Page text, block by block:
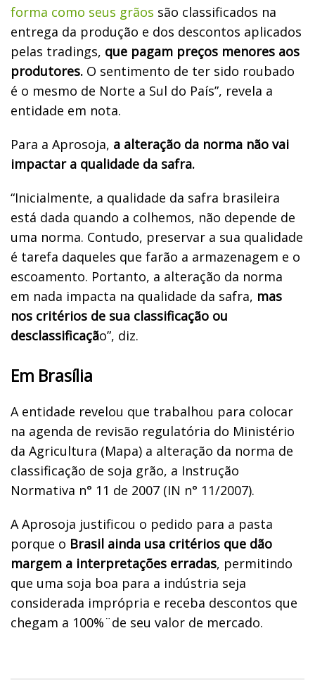
forma como seus grãos são classificados na
entrega da produção e dos descontos aplicados
pelas tradings, que pagam preços menores aos
produtores. O sentimento de ter sido roubado
é o mesmo de Norte a Sul do País”, revela a
entidade em nota.
Para a Aprosoja, a alteração da norma não vai
impactar a qualidade da safra.
“Inicialmente, a qualidade da safra brasileira
está dada quando a colhemos, não depende de
uma norma. Contudo, preservar a sua qualidade
é tarefa daqueles que farão a armazenagem e o
escoamento. Portanto, a alteração da norma
em nada impacta na qualidade da safra, mas
nos critérios de sua classificação ou
desclassificação”, diz.
Em Brasília
A entidade revelou que trabalhou para colocar
na agenda de revisão regulatória do Ministério
da Agricultura (Mapa) a alteração da norma de
classificação de soja grão, a Instrução
Normativa n° 11 de 2007 (IN n° 11/2007).
A Aprosoja justificou o pedido para a pasta
porque o Brasil ainda usa critérios que dão
margem a interpretações erradas, permitindo
que uma soja boa para a indústria seja
considerada imprópria e receba descontos que
chegam a 100%¨de seu valor de mercado.